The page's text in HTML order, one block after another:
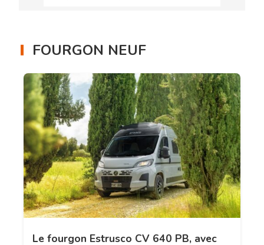
FOURGON NEUF
Le fourgon Estrusco CV 640 PB, avec